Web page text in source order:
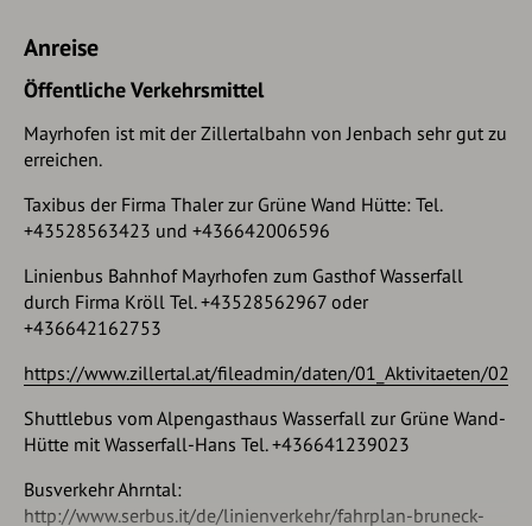
Anreise
Öffentliche Verkehrsmittel
Mayrhofen ist mit der Zillertalbahn von Jenbach sehr gut zu
erreichen.
Taxibus der Firma Thaler zur Grüne Wand Hütte: Tel.
+43528563423 und +436642006596
Linienbus Bahnhof Mayrhofen zum Gasthof Wasserfall
durch Firma Kröll Tel. +43528562967 oder
+436642162753
https://www.zillertal.at/fileadmin/daten/01_Aktivitaeten/
Shuttlebus vom Alpengasthaus Wasserfall zur Grüne Wand-
Hütte mit Wasserfall-Hans Tel. +436641239023
Busverkehr Ahrntal:
http://www.serbus.it/de/linienverkehr/fahrplan-bruneck-